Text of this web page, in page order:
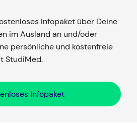
Infopaket über Deine
im Ausland an und/oder
persönliche und kostenfreie
StudiMed.
Infopaket